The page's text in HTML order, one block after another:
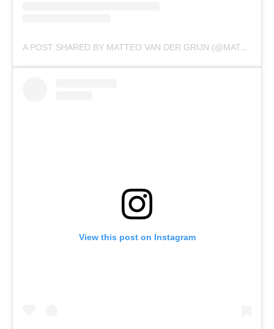
A POST SHARED BY MATTEO VAN DER GRIJN (@MATTEOVDGRIJN)
View this post on Instagram